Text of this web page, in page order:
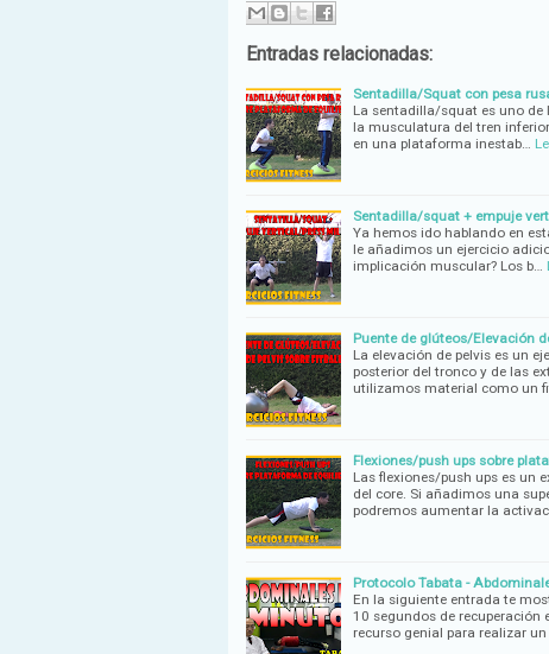
Entradas relacionadas:
Sentadilla/Squat con pesa
La sentadilla/squat es uno
la musculatura del tren
en una plataforma inestab…
Sentadilla/squat + empuje
Ya hemos ido hablando en
le añadimos un ejercicio
implicación muscular? Los b…
Puente de glúteos/Elevación
La elevación de pelvis es un
posterior del tronco y de las
utilizamos material como un
Flexiones/push ups sobre
Las flexiones/push ups es un
del core. Si añadimos una
podremos aumentar la
Protocolo Tabata -
En la siguiente entrada te
10 segundos de recuperación
recurso genial para realizar un